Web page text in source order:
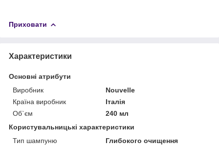
Приховати
Характеристики
Основні атрибути
Виробник
Nouvelle
Країна виробник
Італія
Об`єм
240 мл
Користувальницькі характеристики
Тип шампуню
Глибокого очищення